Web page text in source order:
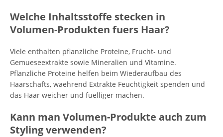
Welche Inhaltsstoffe stecken in
Volumen-Produkten fuers Haar?
Viele enthalten pflanzliche Proteine, Frucht- und
Gemueseextrakte sowie Mineralien und Vitamine.
Pflanzliche Proteine helfen beim Wiederaufbau des
Haarschafts, waehrend Extrakte Feuchtigkeit spenden und
das Haar weicher und fuelliger machen.
Kann man Volumen-Produkte auch zum
Styling verwenden?